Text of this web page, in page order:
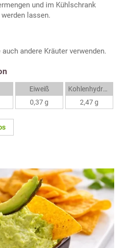
und im Kühlschrank
lassen.
andere Kräuter verwenden.
Eiweiß
0,37 g
Kohlenhydrate
2,47 g